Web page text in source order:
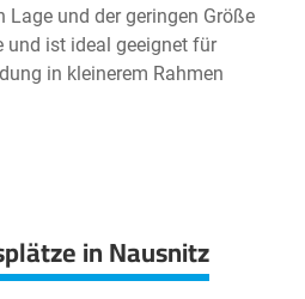
und der geringen Größe
ist ideal geeignet für
in kleinerem Rahmen
in Nausnitz